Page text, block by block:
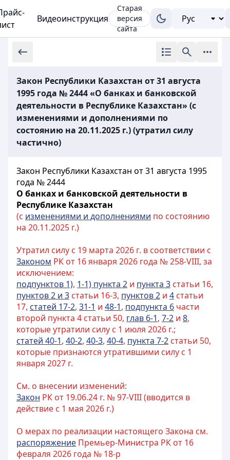
Видеоинструкция
Старая
версия
сайта
Закон Республики Казахстан от 31 августа
1995 года № 2444 «О банках и банковской
деятельности в Республике Казахстан» (с
изменениями и дополнениями по
состоянию на 20.11.2025 г.) (утратил силу
частично)
Закон Республики Казахстан от 31 августа 1995
года № 2444
О банках и банковской деятельности в
Республике Казахстан
(с изменениями и дополнениями по состоянию
на 20.11.2025 г.)
Утратил силу с 19 марта 2026 г. в соответствии с
Законом РК от 16 января 2026 года № 258-VIII, за
исключением:
подпунктов 1), 1-1) пункта 2 и пункта 3 статьи 16,
пунктов 2 и 3 статьи 16-3, пунктов 2 и 4 статьи
17, статей 17-2, 31-1 и 48-1, подпункта 6 части
второй пункта 4 статьи 50, глав 6-1, 7-2 и 8,
которые утратили силу с 1 июля 2026 г.;
статей 40-1, 40-2, 40-3, 40-4, пункта 7-2 статьи 50,
которые признаются утратившими силу с 1
января 2027 г.
См. о внесении изменений:
Закон РК от 19.06.24 г. № 97-VIII (вводится в
действие с 1 мая 2026 г.)
О мерах по реализации настоящего Закона см.
распоряжение Премьер-Министра РК от 16
февраля 2026 года № 18-р